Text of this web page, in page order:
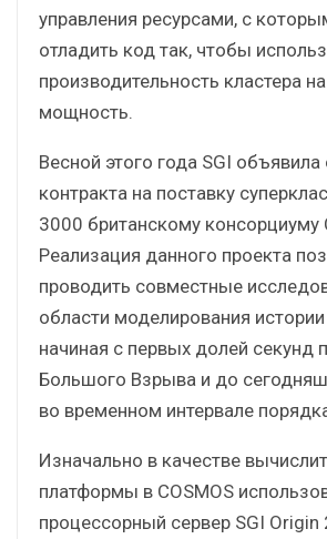
управления ресурсами, с
отладить код так, чтобы
производительность кластера
мощность.
Весной этого года SGI
контракта на поставку
3000 британскому консорциуму
Реализация данного проекта
проводить совместные
области моделирования
начиная с первых долей секунд
Большого Взрыва и до
во временном интервале
Изначально в качестве
платформы в COSMOS
процессорный сервер SGI